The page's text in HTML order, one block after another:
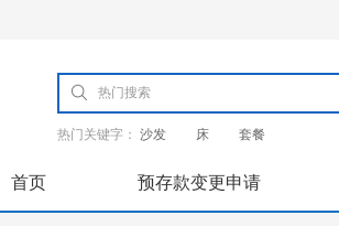
热门关键字： 沙发 床 套餐
首页 预存款变更申请